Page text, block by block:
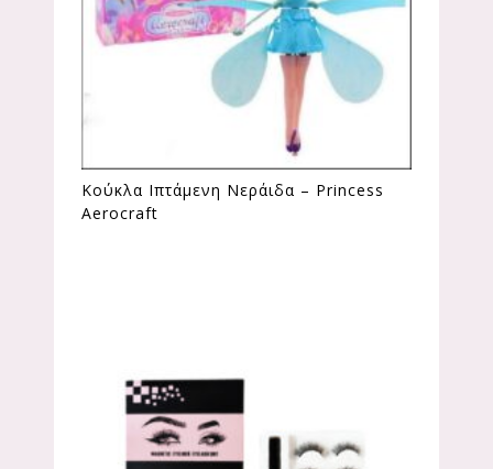
Κούκλα Ιπτάμενη Νεράιδα – Princess
Aerocraft